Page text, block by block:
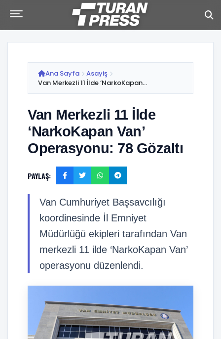
Ana Sayfa
Asayiş
Van Merkezli 11 İlde ‘NarkoKapan...
Van Merkezli 11 İlde
‘NarkoKapan Van’
Operasyonu: 78 Gözaltı
PAYLAŞ:
Van Cumhuriyet Başsavcılığı
koordinesinde İl Emniyet
Müdürlüğü ekipleri tarafından Van
merkezli 11 ilde ‘NarkoKapan Van’
operasyonu düzenlendi.